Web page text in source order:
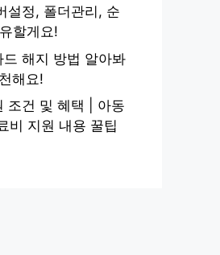
설정, 폴더관리, 순
할게요!
드 해지 방법 알아봐
해요!
조건 및 혜택 | 아동
비 지원 내용 꿀팁